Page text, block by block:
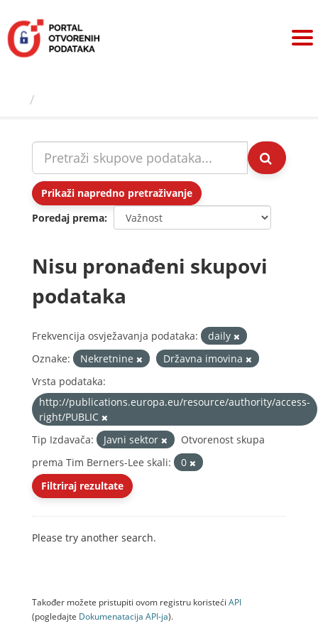
sadržaj
Prikaži napredno pretraživanje
Poredaj prema
Nisu pronađeni skupovi
podataka
Frekvencija osvježavanja podataka:
daily
Oznake:
Nekretnine
Državna imovina
Vrsta podataka:
http://publications.europa.eu/resource/authority/access-
right/PUBLIC
Tip Izdavača:
Javni sektor
Otvorenost skupa
prema Tim Berners-Lee skali:
0
Filtriraj rezultate
Please try another search.
Također možete pristupiti ovom registru koristeći API
(pogledajte Dokumenаtаcijа API-jа).